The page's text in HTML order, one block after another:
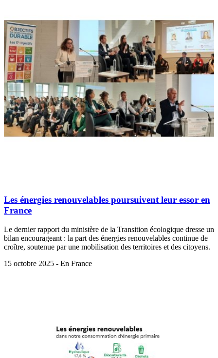
Les énergies renouvelables poursuivent leur essor en
France
Le dernier rapport du ministère de la Transition écologique dresse un
bilan encourageant : la part des énergies renouvelables continue de
croître, soutenue par une mobilisation des territoires et des citoyens.
15 octobre 2025 - En France